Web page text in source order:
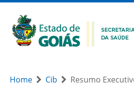
Home Cib Resumo